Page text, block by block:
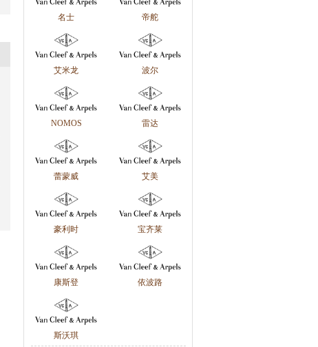
名士 帝舵
艾米龙 波尔
NOMOS 雷达
蕾蒙威 艾美
豪利时 宝齐莱
康斯登 依波路
斯沃琪